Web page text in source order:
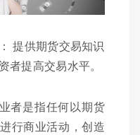
提供期货交易知识
者提高交易水平。
者是指任何以期货
行商业活动，创造